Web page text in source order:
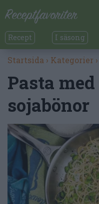
Recept I säsong
Startsida › Kategorier ›
Pasta
sojabönor